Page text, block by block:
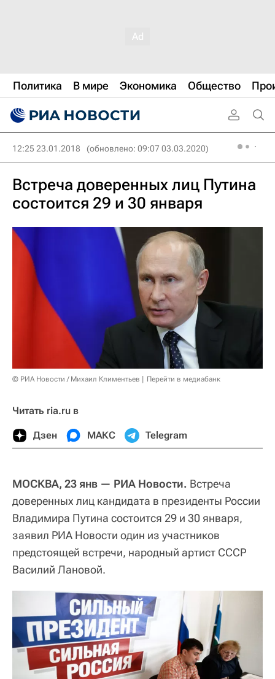
Политика В мире Экономика Общество
12:25 23.01.2018 (обновлено: 09:07 03.03.2020)
Встреча доверенных лиц Путина
состоится 29 и 30 января
© РИА Новости / Михаил Климентьев Перейти в медиабанк
Читать ria.ru в
Дзен МАКС Telegram
МОСКВА, 23 янв — РИА Новости. Встреча
доверенных лиц кандидата в президенты России
Владимира Путина состоится 29 и 30 января,
заявил РИА Новости один из участников
предстоящей встречи, народный артист СССР
Василий Лановой.